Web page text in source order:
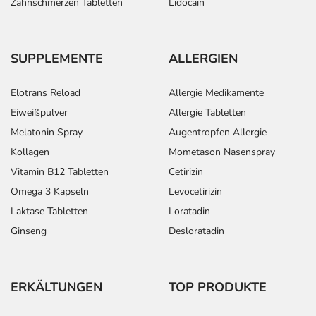
- Hautrötung
- Anstieg der Blutfettwerte (Serumtriglyceride)
Bemerken Sie eine Befindlichkeitsstörung oder
Veränderung während der Behandlung, wenden Sie sich
an Ihren Arzt oder Apotheker.
Für die Information an dieser Stelle werden vor allem
Nebenwirkungen berücksichtigt, die bei mindestens
einem von 1.000 behandelten Patienten auftreten.
Dosierung
Herzschwäche: Erwachsene
1/2-1
Tablette
1-mal täglich
SUPPLEMENTE
Elotrans Reload
Eiweißpulver
Melatonin Spray
Kollagen
Vitamin B12 Tabletten
Omega 3 Kapseln
Laktase Tabletten
Ginseng
ALLERGIEN
Allergie Medikamente
Allergie Tabletten
Augentropfen Allergie
Mometason Nasenspray
Cetirizin
Levocetirizin
Loratadin
Desloratadin
ERKÄLTUNGEN TOP PRODUKTE